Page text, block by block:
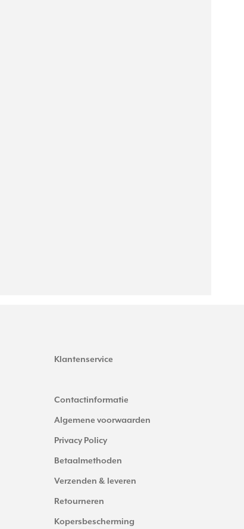
Klantenservice
Contactinformatie
Algemene voorwaarden
Privacy Policy
Betaalmethoden
Verzenden & leveren
Retourneren
Kopersbescherming